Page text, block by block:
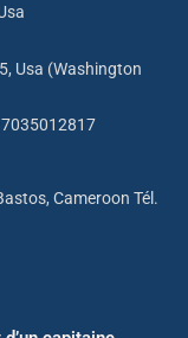
Usa (Washington
Cameroon Tél.